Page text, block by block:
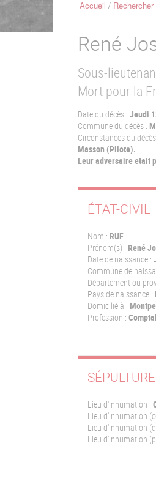
FilAccueil
René
Sous-
Mort pour la
Date du décès : Jeudi
Commune du décès :
Circonstances du
Masson (Pilote).
Leur adversaire etait
ÉTAT-CIVIL
Nom : RUF
Prénom(s) : René
Date de naissance :
Commune de
Département ou
Pays de naissance :
Domicilié à :
Profession :
SÉPULTURE
Lieu d'inhumation :
Lieu d'inhumation
Lieu d'inhumation
Lieu d'inhumation